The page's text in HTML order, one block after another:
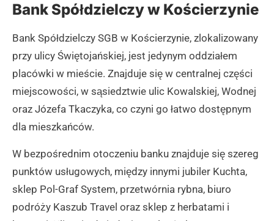
Bank Spółdzielczy w Kościerzynie
Bank Spółdzielczy SGB w Kościerzynie, zlokalizowany
przy ulicy Świętojańskiej, jest jedynym oddziałem
placówki w mieście. Znajduje się w centralnej części
miejscowości, w sąsiedztwie ulic Kowalskiej, Wodnej
oraz Józefa Tkaczyka, co czyni go łatwo dostępnym
dla mieszkańców.
W bezpośrednim otoczeniu banku znajduje się szereg
punktów usługowych, między innymi jubiler Kuchta,
sklep Pol-Graf System, przetwórnia rybna, biuro
podróży Kaszub Travel oraz sklep z herbatami i